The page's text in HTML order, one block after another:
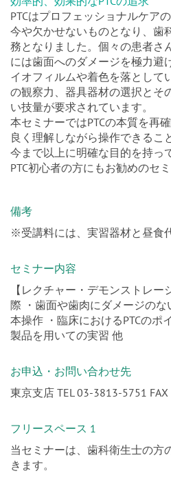
効率的、効果的なPTCの追求
PTCはプロフェッショナルケア
今や欠かせないものとなり、
務となりました。個々の患者さ
には歯面へのダメージを極力避
イオフィルムや着色を落とし
の観察力、器具器材の選択とそ
い技量が要求されています。
本セミナーではPTCの本質を再
良く理解しながら操作できるこ
今まで以上に明確な目的を持っ
PTC初心者の方にもお勧めのセミ
備考
※受講料には、実習器材と昼食
セミナー内容
【レクチャー・デモンストレー
際 ・歯面や歯肉にダメージのな
本操作 ・臨床におけるPTCのポ
製品を用いての実習 他
お申込・お問い合わせ先
東京支店 TEL 03-3813-5751
フリースペース 1
当セミナーは、歯科衛生士の方
きます。